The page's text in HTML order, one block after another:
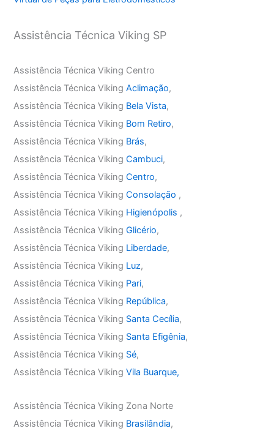
Assistência Técnica Viking SP
Assistência Técnica Viking Centro
Assistência Técnica VikingAclimação,
Assistência Técnica Viking Bela Vista,
Assistência Técnica Viking Bom Retiro,
Assistência Técnica Viking Brás,
Assistência Técnica VikingCambuci,
Assistência Técnica VikingCentro,
Assistência Técnica VikingConsolação ,
Assistência Técnica Viking Higienópolis ,
Assistência Técnica VikingGlicério,
Assistência Técnica Viking Liberdade,
Assistência Técnica Viking Luz,
Assistência Técnica Viking Pari,
Assistência Técnica Viking República,
Assistência Técnica Viking Santa Cecília,
Assistência Técnica Viking Santa Efigênia,
Assistência Técnica Viking Sé,
Assistência Técnica VikingVila Buarque,
Assistência Técnica Viking Zona Norte
Assistência Técnica Viking Brasilândia,